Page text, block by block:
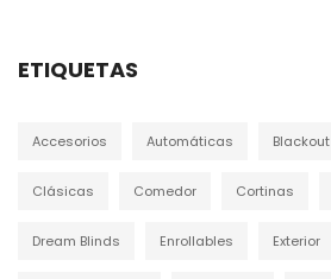
ETIQUETAS
Accesorios Automáticas Blackout
Clásicas Comedor Cortinas
Dream Blinds Enrollables Exterior